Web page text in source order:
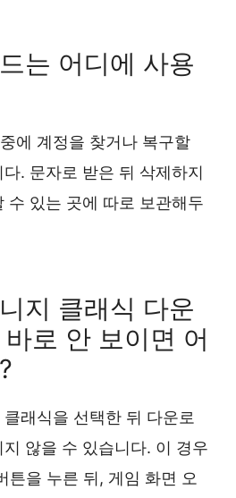
는 어디에 사용
에 계정을 찾거나 복구할
. 문자로 받은 뒤 삭제하지
수 있는 곳에 따로 보관해두
지 클래식 다운
로 안 보이면 어
래식을 선택한 뒤 다운로
않을 수 있습니다. 이 경우
튼을 누른 뒤, 게임 화면 오